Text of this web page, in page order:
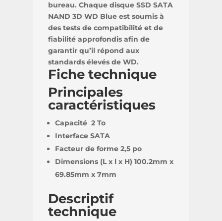
bureau. Chaque disque SSD SATA
NAND 3D WD Blue est soumis à
des tests de compatibilité et de
fiabilité approfondis afin de
garantir qu’il répond aux
standards élevés de WD.
Fiche technique
Principales
caractéristiques
Capacité 2 To
Interface SATA
Facteur de forme 2,5 po
Dimensions (L x l x H) 100.2mm x
69.85mm x 7mm
Descriptif
technique